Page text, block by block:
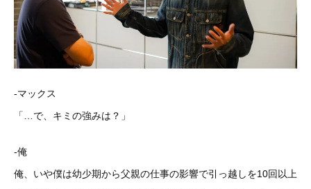
-マックス
「…で、キミの強みは？」
-俺
俺、いや僕は幼少期から父親の仕事の影響で引っ越しを10回以上